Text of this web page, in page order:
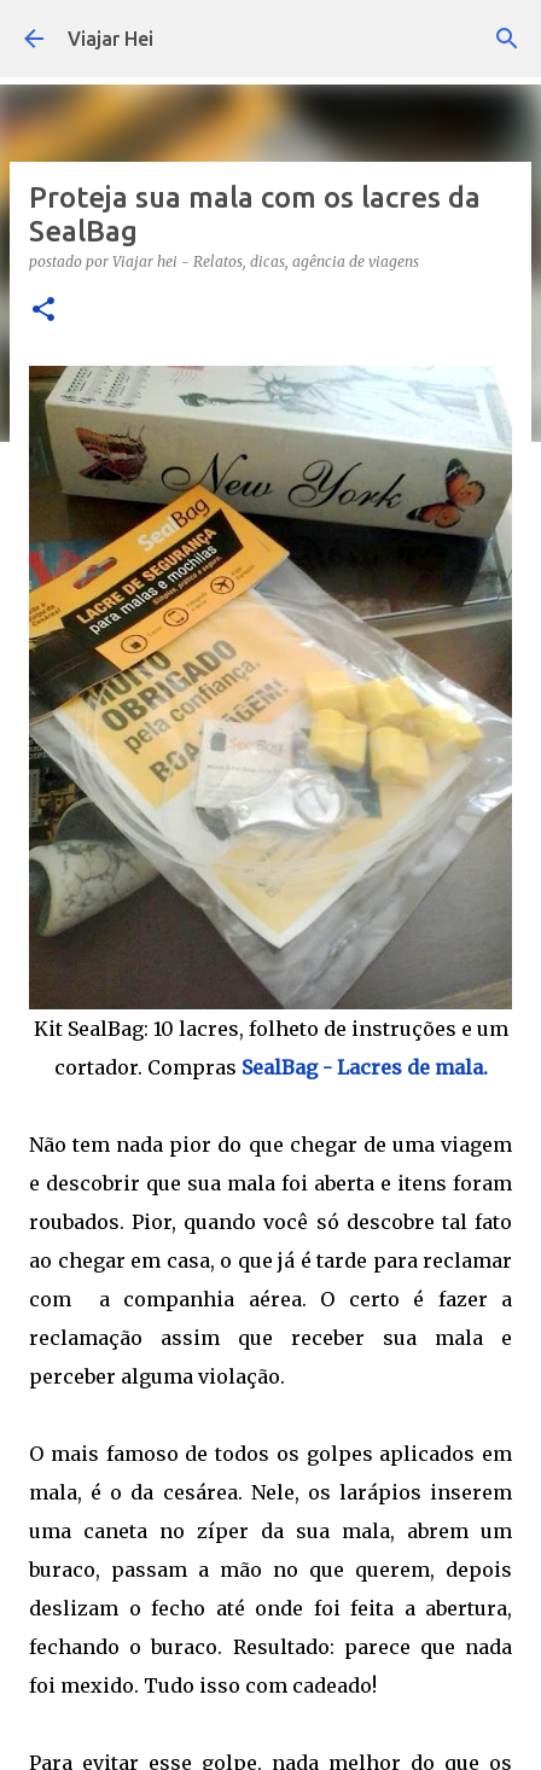
Pular para o conteúdo principal
Viajar Hei
Proteja sua mala com os lacres da
SealBag
postado por Viajar hei - Relatos, dicas, agência de viagens
Kit SealBag: 10 lacres, folheto de instruções e um
cortador. Compras SealBag - Lacres de mala.
Não tem nada pior do que chegar de uma viagem
e descobrir que sua mala foi aberta e itens foram
roubados. Pior, quando você só descobre tal fato
ao chegar em casa, o que já é tarde para reclamar
com a companhia aérea. O certo é fazer a
reclamação assim que receber sua mala e
perceber alguma violação.
O mais famoso de todos os golpes aplicados em
mala, é o da cesárea. Nele, os larápios inserem
uma caneta no zíper da sua mala, abrem um
buraco, passam a mão no que querem, depois
deslizam o fecho até onde foi feita a abertura,
fechando o buraco. Resultado: parece que nada
foi mexido. Tudo isso com cadeado!
Para evitar esse golpe, nada melhor do que os